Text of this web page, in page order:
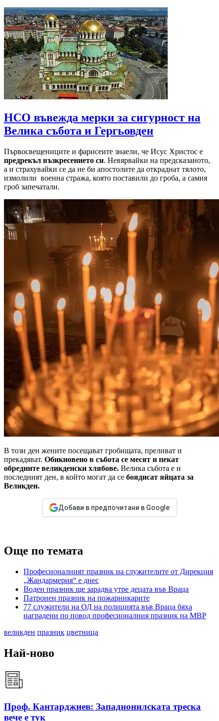
НСО въвежда мерки за сигурност на
Велика събота и Гергьовден
Първосвещениците и фарисеите знаели, че Исус Христос е
предрекъл възкресението си. Невярвайки на предсказаното,
а и страхувайки се да не би апостолите да откраднат тялото,
измолили военна стража, която поставили до гроба, а самия
гроб запечатали.
В този ден жените посещават гробищата, преливат и
прекадяват. Обикновено в събота се месят и пекат
обредните великденски хлябове. Велика събота е и
последният ден, в който могат да се боядисат яйцата за
Великден.
Добави в предпочитани в Google
Още по темата
Професионалният празник на служителите от Дирекция
„Жандармерия“ е днес
Воден празник ще зарадва утре децата във Враца
Патронен празник на пожарникарите
77 служители на ОД на полицията във Враца бяха
наградени по повод професионалния празник на МВР
великден празник цветница
Най-ново
Проф. Кантарджиев: Западнонилската треска
вече е тук